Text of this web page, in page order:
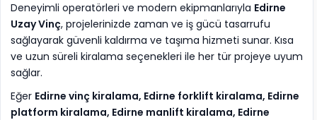
Deneyimli operatörleri ve modern ekipmanlarıyla Edirne
Uzay Vinç, projelerinizde zaman ve iş gücü tasarrufu
sağlayarak güvenli kaldırma ve taşıma hizmeti sunar. Kısa
ve uzun süreli kiralama seçenekleri ile her tür projeye uyum
sağlar.
Eğer Edirne vinç kiralama, Edirne forklift kiralama, Edirne
platform kiralama, Edirne manlift kiralama, Edirne